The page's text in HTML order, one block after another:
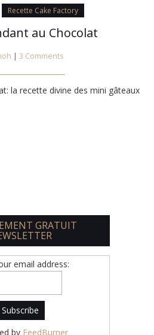
Recette Cake Factory
au Chocolat
| 3 Comments
la recette divine des mini gâteaux
GRATUIT
email address:
by FeedBurner